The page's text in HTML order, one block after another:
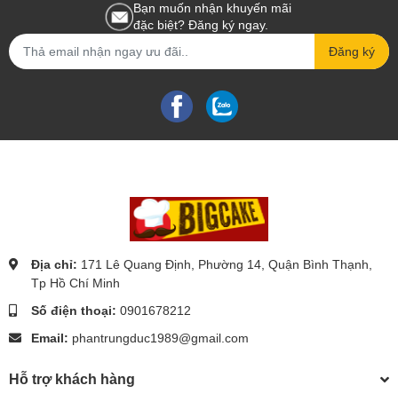
Bạn muốn nhận khuyến mãi
đặc biệt? Đăng ký ngay.
Đăng ký
Địa chỉ: 171 Lê Quang Định, Phường 14, Quận Bình Thạnh,
Tp Hồ Chí Minh
Số điện thoại: 0901678212
Email: phantrungduc1989@gmail.com
Hỗ trợ khách hàng